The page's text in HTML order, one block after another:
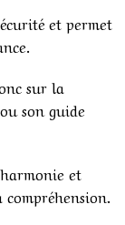
et permet
sur la
son guide
et